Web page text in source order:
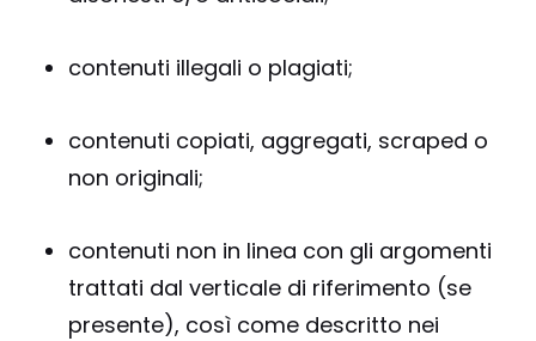
contenuti illegali o plagiati;
contenuti copiati, aggregati, scraped o
non originali;
contenuti non in linea con gli argomenti
trattati dal verticale di riferimento (se
presente), così come descritto nei